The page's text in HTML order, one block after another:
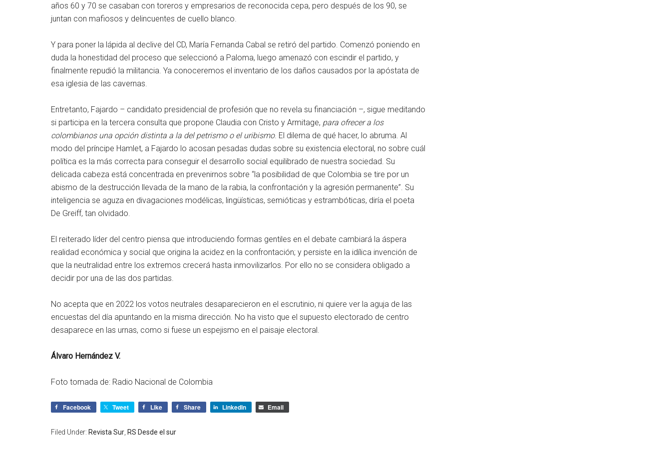
años 60 y 70 se casaban con toreros y empresarios de reconocida cepa, pero después de los 90, se
juntan con mafiosos y delincuentes de cuello blanco.
Y para poner la lápida al declive del CD, María Fernanda Cabal se retiró del partido. Comenzó poniendo en
duda la honestidad del proceso que seleccionó a Paloma, luego amenazó con escindir el partido, y
finalmente repudió la militancia. Ya conoceremos el inventario de los daños causados por la apóstata de
esa iglesia de las cavernas.
Entretanto, Fajardo – candidato presidencial de profesión que no revela su financiación –, sigue meditando
si participa en la tercera consulta que propone Claudia con Cristo y Armitage, para ofrecer a los
colombianos una opción distinta a la del petrismo o el uribismo. El dilema de qué hacer, lo abruma. Al
modo del príncipe Hamlet, a Fajardo lo acosan pesadas dudas sobre su existencia electoral, no sobre cuál
política es la más correcta para conseguir el desarrollo social equilibrado de nuestra sociedad. Su
delicada cabeza está concentrada en prevenirnos sobre “la posibilidad de que Colombia se tire por un
abismo de la destrucción llevada de la mano de la rabia, la confrontación y la agresión permanente”. Su
inteligencia se aguza en divagaciones modélicas, lingüísticas, semióticas y estrambóticas, diría el poeta
De Greiff, tan olvidado.
El reiterado líder del centro piensa que introduciendo formas gentiles en el debate cambiará la áspera
realidad económica y social que origina la acidez en la confrontación; y persiste en la idílica invención de
que la neutralidad entre los extremos crecerá hasta inmovilizarlos. Por ello no se considera obligado a
decidir por una de las dos partidas.
No acepta que en 2022 los votos neutrales desaparecieron en el escrutinio, ni quiere ver la aguja de las
encuestas del día apuntando en la misma dirección. No ha visto que el supuesto electorado de centro
desaparece en las urnas, como si fuese un espejismo en el paisaje electoral.
Álvaro Hernández V.
Foto tomada de: Radio Nacional de Colombia
Facebook Tweet Like Share LinkedIn Email
Filed Under: Revista Sur RS Desde el sur